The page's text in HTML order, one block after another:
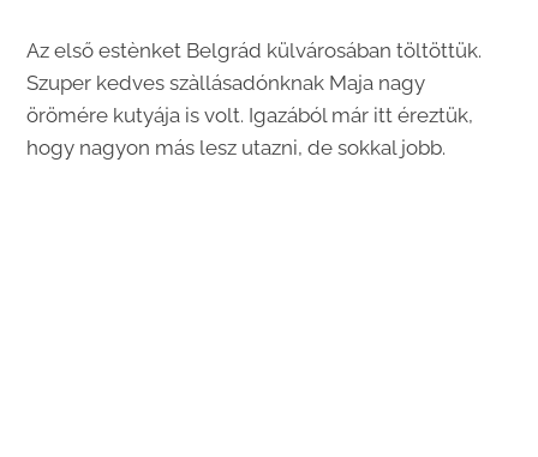
Az első estènket Belgrád külvárosában töltöttük.
Szuper kedves szàllásadónknak Maja nagy
örömére kutyája is volt. Igazából már itt éreztük,
hogy nagyon más lesz utazni, de sokkal jobb.